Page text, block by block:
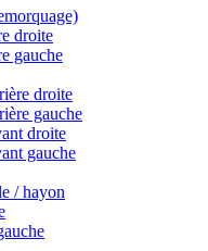
droite
gauche
droite
gauche
droite
gauche
/ hayon